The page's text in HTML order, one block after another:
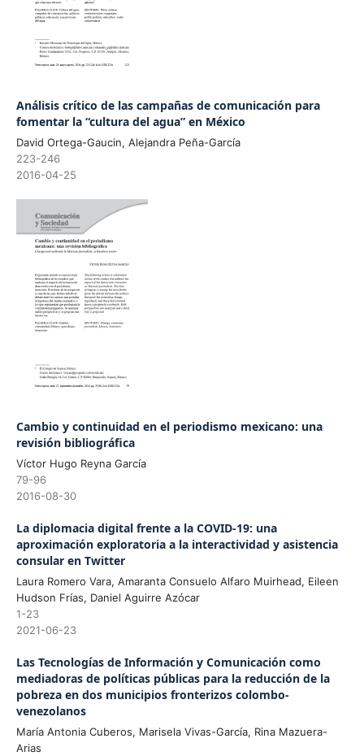
Análisis crítico de las campañas de comunicación para
fomentar la “cultura del agua” en México
David Ortega-Gaucin, Alejandra Peña-García
223-246
2016-04-25
Cambio y continuidad en el periodismo mexicano: una
revisión bibliográfica
Víctor Hugo Reyna García
79-96
2016-08-30
La diplomacia digital frente a la COVID-19: una
aproximación exploratoria a la interactividad y asistencia
consular en Twitter
Laura Romero Vara, Amaranta Consuelo Alfaro Muirhead, Eileen
Hudson Frías, Daniel Aguirre Azócar
1-23
2021-06-23
Las Tecnologías de Información y Comunicación como
mediadoras de políticas públicas para la reducción de la
pobreza en dos municipios fronterizos colombo-
venezolanos
María Antonia Cuberos, Marisela Vivas-García, Rina Mazuera-
Arias